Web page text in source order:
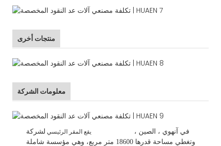
منتجات أخرى
معلومات الشركة
يقع المقر الرئيسي في آنهوي ، الصين ،
وتغطي مساحة قدرها 18600 متر مربع، وهي
مؤسسة شاملة